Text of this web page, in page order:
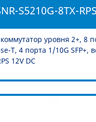
S5210G-8TX-RPS
уровня 2+, 8
T, 4 порта 1/10G SFP+,
12V DC